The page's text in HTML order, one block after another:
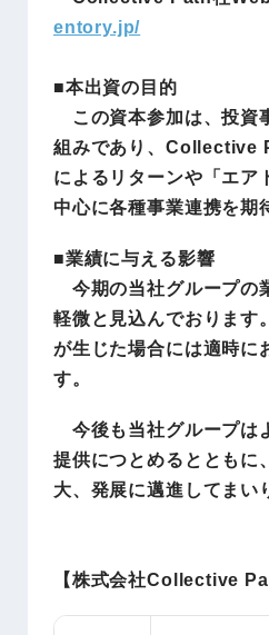
entory.jp/
■本出資の目的
この資本参加は、投資
組みであり、Collective
によるリターンや「エア
中⼼に各種事業連携を期
■業績に与える影響
今期の当社グループの
軽微と見込んでおります
が生じた場合には適時に
す。
今後も当社グループは
提供につとめるとともに
大、発展に邁進してまい
【株式会社Collective